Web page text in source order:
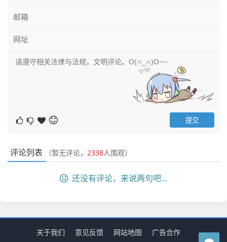
评论列表 （暂无评论， 2338人围观）
还没有评论，来说两句吧...
关于我们 意见反馈 网站地图 广告合作